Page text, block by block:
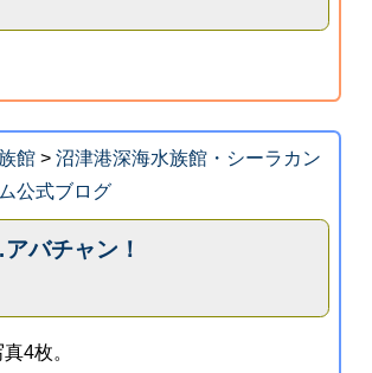
館> 沼津港深海水族館・シーラカン
公式ブログ
バチャン！
4枚。